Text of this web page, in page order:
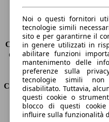
Sedili
Carico sul tetto
Capacità di traino (senza freni)
Capacità di traino (con freni)
Volume del bagagliaio
Consumi
Emissioni di CO2*
201
Consumo (urbano)
10.8
Noi o questi fornitori
tecnologie simili
sito e per garantirne il
in genere utilizzati in
abilitare funzioni
mantenimento delle
preferenze sulla
tecnologie simili non
disabilitato. Tuttavia,
questi cookie o
blocco di questi
influire sulla funzionalità